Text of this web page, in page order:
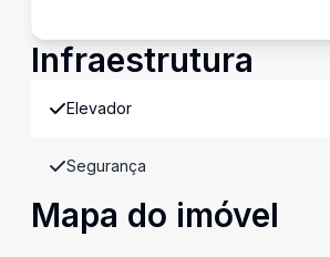
Infraestrutura
Elevador
Segurança
Mapa do imóvel